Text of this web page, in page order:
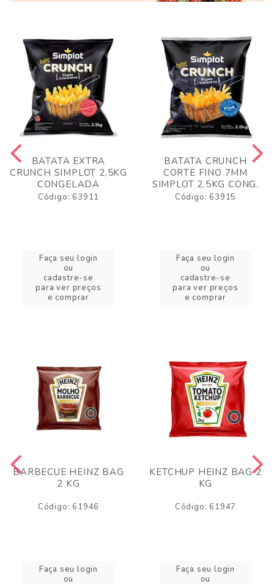
BATATA EXTRA
CRUNCH SIMPLOT 2,5KG
CONGELADA
Código: 63911
Faça seu login
ou
cadastre-se
para ver preços
e comprar
BATATA CRUNCH
CORTE FINO 7MM
SIMPLOT 2,5KG CONG.
Código: 63915
Faça seu login
ou
cadastre-se
para ver preços
e comprar
BARBECUE HEINZ BAG
2 KG
Código: 61946
Faça seu login
ou
KETCHUP HEINZ BAG 2
KG
Código: 61947
Faça seu login
ou